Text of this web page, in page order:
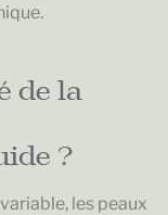
de la
?
les peaux